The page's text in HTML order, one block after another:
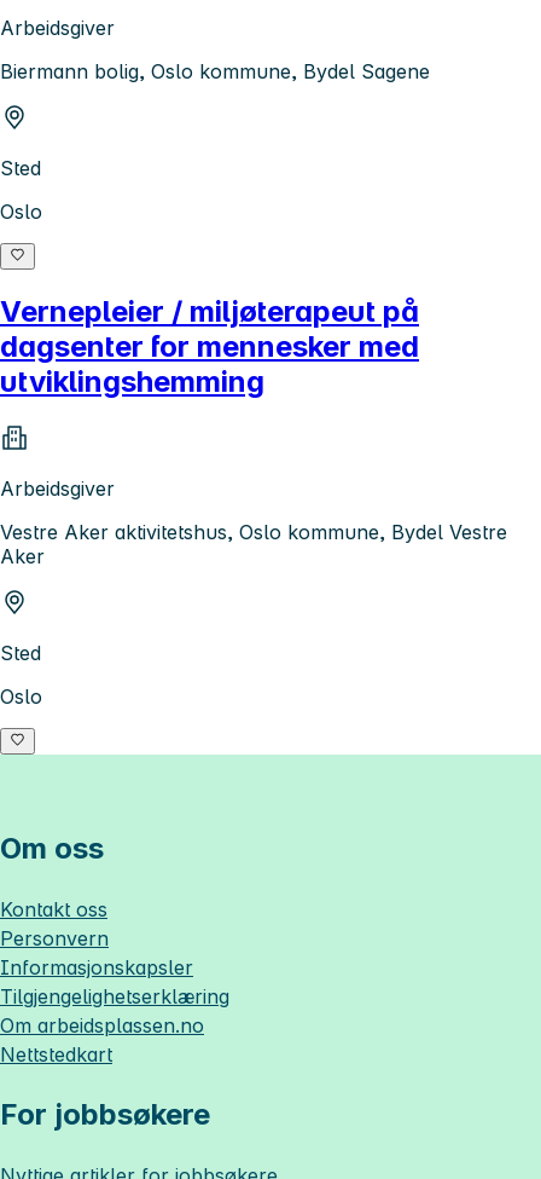
Arbeidsgiver
Biermann bolig, Oslo kommune, Bydel Sagene
Sted
Oslo
Vernepleier / miljøterapeut på
dagsenter for mennesker med
utviklingshemming
Arbeidsgiver
Vestre Aker aktivitetshus, Oslo kommune, Bydel Vestre
Aker
Sted
Oslo
Om oss
Kontakt oss
Personvern
Informasjonskapsler
Tilgjengelighetserklæring
Om arbeidsplassen.no
Nettstedkart
For jobbsøkere